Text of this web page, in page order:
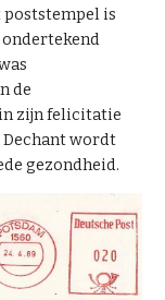
poststempel is
ondertekend
de
zijn felicitatie
Dechant wordt
gezondheid.